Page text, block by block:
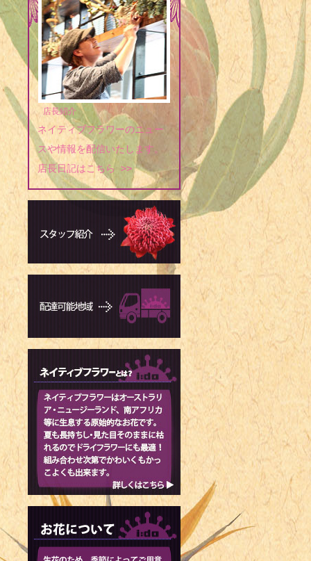
1960年 - 森
1960年 - ナ
アスケート
1961年 - 木
1962年 - 中
1963年 - 佐
1965年 - 麗
1965年 - テ
ットボール
1971年 - 真
1975年 -
1975年 - 日
1975年 - 高
1978年 - つ
1978年 - 森
1978年 -
1978年 - 山
1978年 - ス
スケート選手
1979年 - 藤
1979年 - 宝
1979年 - 竹
1980年 -
レント
1980年 - 萱
店長紹介
ネイティブフラワーのニュー
スや情報を配信いたします。
店長日記はこちら >>